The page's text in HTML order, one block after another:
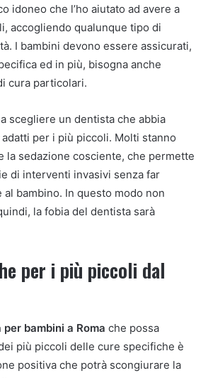
idoneo che l’ho aiutato ad avere a
accogliendo qualunque tipo di
I bambini devono essere assicurati,
ed in più, bisogna anche
cura particolari.
scegliere un dentista che abbia
per i più piccoli. Molti stanno
la sedazione cosciente, che permette
di interventi invasivi senza far
bambino. In questo modo non
la fobia del dentista sarà
per i più piccoli dal
bambini a Roma che possa
più piccoli delle cure specifiche è
positiva che potrà scongiurare la